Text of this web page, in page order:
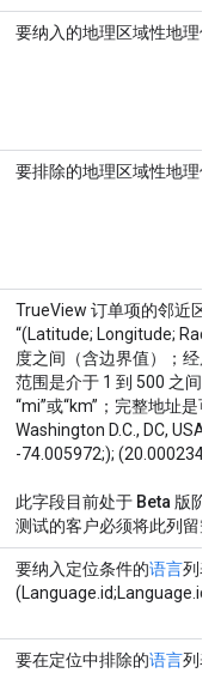
要纳入的地理区域性地理位
要排除的地理区域性地理位
TrueView 订单项的邻近区
“(Latitude; Longitude;
度之间（含边界值）；经
范围是介于 1 到 500 之间
“mi”或“km”；完整地址是
Washington D.C., DC,
-74.005972;); (20.000234;
此字段目前处于 Beta 版阶
测试的客户必须将此列留空
要纳入定位条件的语言列表
要在定位中排除的语言列表